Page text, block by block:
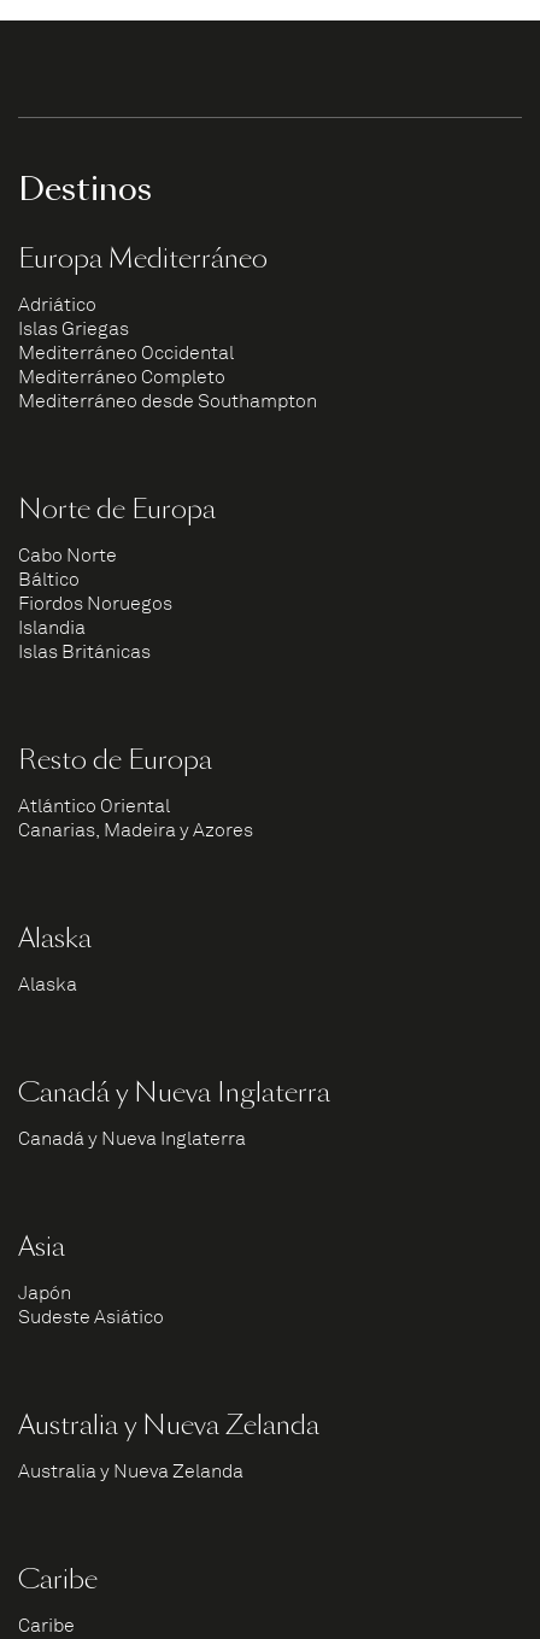
Destinos
Europa Mediterráneo
Adriático
Islas Griegas
Mediterráneo Occidental
Mediterráneo Completo
Mediterráneo desde Southampton
Norte de Europa
Cabo Norte
Báltico
Fiordos Noruegos
Islandia
Islas Británicas
Resto de Europa
Atlántico Oriental
Canarias, Madeira y Azores
Alaska
Alaska
Canadá y Nueva Inglaterra
Canadá y Nueva Inglaterra
Asia
Japón
Sudeste Asiático
Australia y Nueva Zelanda
Australia y Nueva Zelanda
Caribe
Caribe